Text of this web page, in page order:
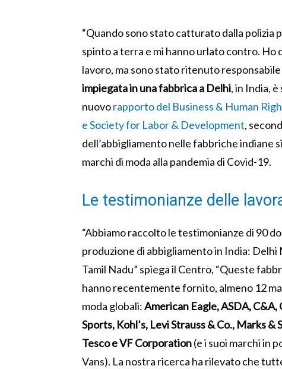
“Quando sono stato catturato dalla polizia
spinto a terra e mi hanno urlato contro. Ho
lavoro, ma sono stato ritenuto
impiegata in una fabbrica a Delhi, in India,
nuovorapporto del Business & Human
e Society for Labor & Development,
dell’abbigliamento nelle fabbriche indiane
marchi di moda alla pandemia di Covid-19.
Le testimonianze delle
“Abbiamo raccolto le testimonianze di 90
produzione di abbigliamento in India: Delhi
Tamil Nadu” spiega il Centro, “Queste
hanno recentemente fornito, almeno 12
moda globali:American Eagle, ASDA,
Sports, Kohl’s, Levi Strauss & Co., Marks &
Tesco e VF Corporation(e i suoi marchi in
Vans). La nostra ricerca ha rilevato che